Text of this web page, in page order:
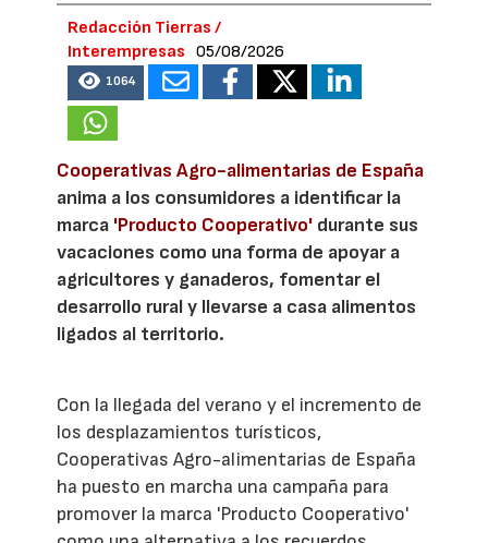
Redacción Tierras /
Interempresas
05/08/2026
1064
Cooperativas Agro-alimentarias de España
anima a los consumidores a identificar la
marca 'Producto Cooperativo' durante sus
vacaciones como una forma de apoyar a
agricultores y ganaderos, fomentar el
desarrollo rural y llevarse a casa alimentos
ligados al territorio.
Con la llegada del verano y el incremento de
los desplazamientos turísticos,
Cooperativas Agro-alimentarias de España
ha puesto en marcha una campaña para
promover la marca 'Producto Cooperativo'